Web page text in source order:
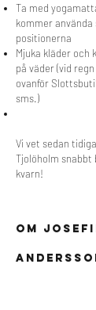
Ta med
kommer
positionerna
Mjuka kläder och
på väder (vid
ovanför
sms.)
Vi vet sedan
Tjolöholm snabbt
kvarn!
Om